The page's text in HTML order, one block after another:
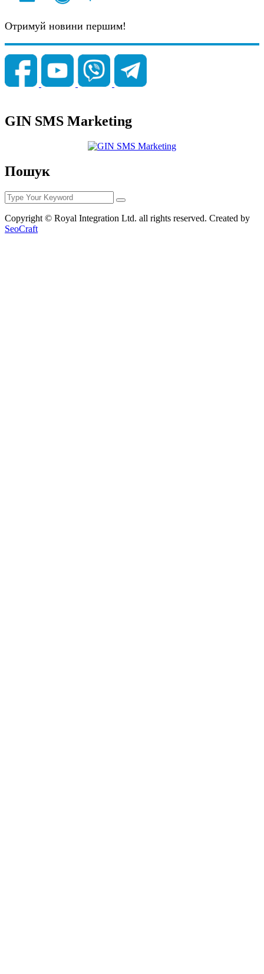
Отримуй новини першим!
GIN SMS Marketing
Пошук
Copyright © Royal Integration Ltd. all rights reserved. Created by
SeoCraft